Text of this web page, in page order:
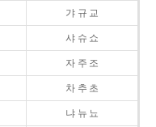
갸 규 교
샤 슈 쇼
자 주 조
차 추 초
냐 뉴 뇨